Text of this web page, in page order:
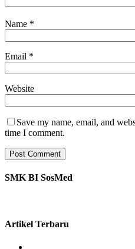
Name *
Email *
Website
Save my name, email, and
time I comment.
SMK BI SosMed
Artikel Terbaru